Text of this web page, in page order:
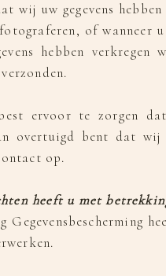
wij uw gegevens
of wanneer
hebben
ervoor te zorgen
overtuigd bent dat wij
op.
heeft u met
Gegevensbescherming